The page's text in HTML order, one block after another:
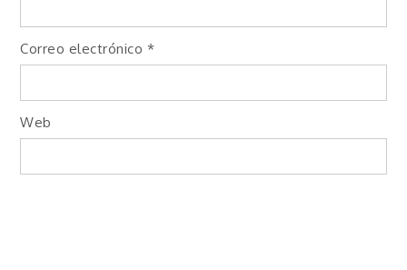
Correo electrónico *
Web